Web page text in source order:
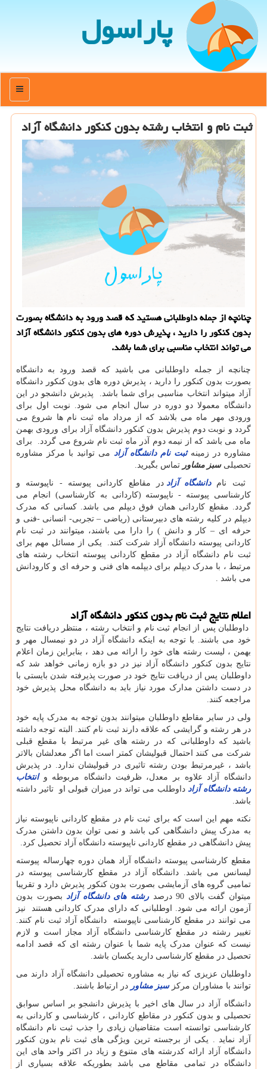
پاراسول
منو
ثبت نام و انتخاب رشته بدون كنكور دانشگاه آزاد
چنانچه از جمله داوطلبانی هستید كه قصد ورود به دانشگاه بصورت
بدون كنكور را دارید ، پذیرش دوره های بدون كنكور دانشگاه آزاد
می تواند انتخاب مناسبی برای شما باشد.
چنانچه از جمله داوطلبانی می باشید که قصد ورود به دانشگاه
بصورت بدون کنکور را دارید ، پذیرش دوره های بدون کنکور دانشگاه
آزاد میتواند انتخاب مناسبی برای شما باشد. پذیرش دانشجو در این
دانشگاه معمولا دو دوره در سال انجام می شود. نوبت اول برای
ورودی مهر ماه می بلاشد که از مرداد ماه ثبت نام ها شروع می
گردد و نوبت دوم پذیرش بدون کنکور دانشگاه آزاد برای ورودی بهمن
ماه می باشد که از نیمه دوم آذر ماه ثبت نام شروع می گردد. برای
مشاوره در زمینهثبت نام دانشگاه آزاد می توانید با مرکز مشاوره
تحصیلیسبز مشاور تماس بگیرید
ثبت نامدانشگاه آزاد در مقاطع کاردانی پیوسته - ناپیوسته و
کارشناسی پیوسته - ناپیوسته (کاردانی به کارشناسی) انجام می
گردد. مقطع کاردانی همان فوق دیپلم می باشد. کسانی که مدرک
دیپلم در کلیه رشته های دبیرستانی (ریاضی – تجربی- انسانی -فنی و
حرفه ای – کار و دانش ) را دارا می باشند، میتوانند در ثبت نام
کاردانی پیوسته دانشگاه آزاد شرکت کنند. یکی از مسائل مهم برای
ثبت نام دانشگاه آزاد در مقطع کاردانی پیوسته انتخاب رشته های
مرتبط ، با مدرک دیپلم برای دیپلمه های فنی و حرفه ای و کارودانش
می باشد .
اعلام نتایج ثبت نام بدون کنکور دانشگاه آزاد
داوطلبان پس از انجام ثبت نام و انتخاب رشته ، منتظر دریافت نتایج
خود می باشند. با توجه به اینکه دانشگاه آزاد در دو نیمسال مهر و
بهمن ، لیست رشته های خود را ارائه می دهد ، بنابراین زمان اعلام
نتایج بدون کنکور دانشگاه آزاد نیز در دو بازه زمانی خواهد شد که
داوطلبان پس از دریافت نتایج خود در صورت پذیرفته شدن بایستی با
در دست داشتن مدارک مورد نیاز باید به دانشگاه محل پذیرش خود
مراجعه کنند
ولی در سایر مقاطع داوطلبان میتوانند بدون توجه به مدرک پایه خود
در هر رشته و گرایشی که علاقه دارند ثبت نام کنند. البته توجه داشته
باشید که داوطلبانی که در رشته های غیر مرتبط با مقطع قبلی
شرکت می کنند احتمال قبولیشان کمتر است اما اگر معدلشان بالاتر
باشد ، غیرمرتبط بودن رشته تاثیری در قبولیشان ندارد. در پذیرش
دانشگاه آزاد علاوه بر معدل، ظرفیت دانشگاه مربوطه وانتخاب
رشته دانشگاه آزاد داوطلب می تواند در میزان قبولی او تاثیر داشته
باشد
نکته مهم این است که برای ثبت نام در مقطع کاردانی ناپیوسته نیاز
به مدرک پیش دانشگاهی کی باشد و نمی توان بدون داشتن مدرک
پیش دانشگاهی در مقطع کاردانی ناپیوسته دانشگاه آزاد تحصیل کرد
مقطع کارشناسی پیوسته دانشگاه آزاد همان دوره چهارساله پیوسته
لیسانس می باشد. دانشگاه آزاد در مقطع کارشناسی پیوسته در
تمامیی گروه های آزمایشی بصورت بدون کنکور پذیرش دارد و تقریبا
میتوان گفت بالای 90 درصد
رشته های دانشگاه آزاد بصورت بدون
آزمون ارائه می شود. اوطلبانی که دارای مدرک کاردانی هستند نیز
می توانند در مقطع کارشناسی ناپیوسته دانشگاه آزاد ثبت نام کنند.
تغییر رشته در مقطع کارشناسی دانشگاه آزاد مجاز است و لازم
نیست که عنوان مدرک پایه شما با عنوان رشته ای که قصد ادامه
تحصیل در مقطع کارشناسی دارید یکسان باشد
داوطلبان عزیزی که نیاز به مشاوره تحصیلی دانشگاه آزاد دارند می
توانند با مشاوران مرکزسبز مشاور در ارتباط باشند.
دانشگاه آزاد در سال های اخیر با پذیرش دانشجو بر اساس سوابق
تحصیلی و بدون کنکور در مقاطع کاردانی ، کارشناسی و کاردانی به
کارشناسی توانسته است متقاضیان زیادی را جذب ثبت نام دانشگاه
آزاد نماید . یکی از برجسته ترین ویژگی های ثبت نام بدون کنکور
دانشگاه آزاد ارائه کدرشته های متنوع و زیاد در اکثر واحد های این
دانشگاه در تمامی مقاطع می باشد بطوریکه علاقه بسیاری از